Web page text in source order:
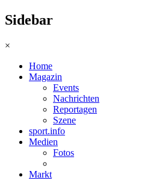
Sidebar
×
Home
Magazin
Events
Nachrichten
Reportagen
Szene
sport.info
Medien
Fotos
Markt